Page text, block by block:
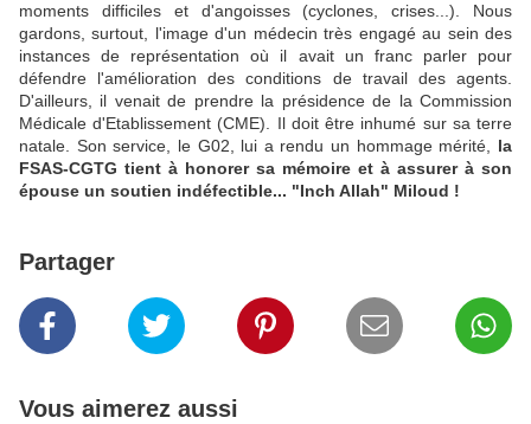
moments difficiles et d'angoisses (cyclones, crises...). Nous
gardons, surtout, l'image d'un médecin très engagé au sein des
instances de représentation où il avait un franc parler pour
défendre l'amélioration des conditions de travail des agents.
D'ailleurs, il venait de prendre la présidence de la Commission
Médicale d'Etablissement (CME). Il doit être inhumé sur sa terre
natale. Son service, le G02, lui a rendu un hommage mérité, la
FSAS-CGTG tient à honorer sa mémoire et à assurer à son
épouse un soutien indéfectible... "Inch Allah" Miloud !
Partager
Vous aimerez aussi